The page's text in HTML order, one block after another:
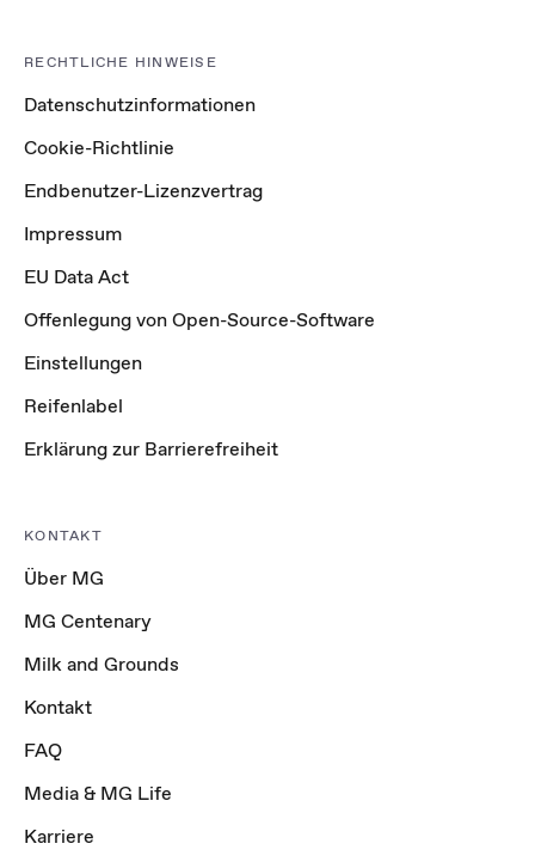
RECHTLICHE HINWEISE
Datenschutzinformationen
Cookie-Richtlinie
Endbenutzer-Lizenzvertrag
Impressum
EU Data Act
Offenlegung von Open-Source-Software
Einstellungen
Reifenlabel
Erklärung zur Barrierefreiheit
KONTAKT
Über MG
MG Centenary
Milk and Grounds
Kontakt
FAQ
Media & MG Life
Karriere